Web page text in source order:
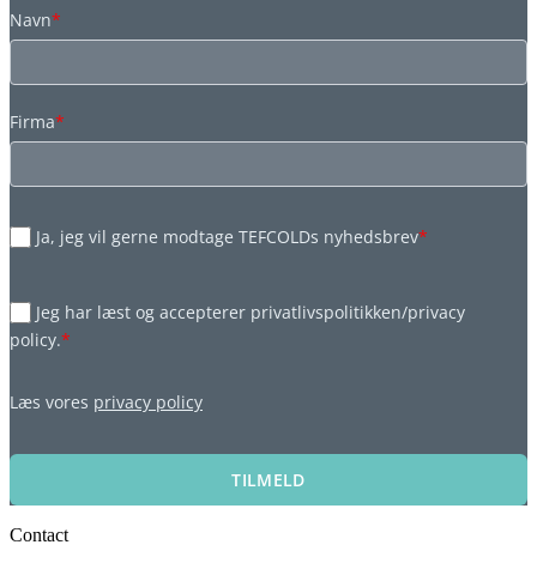
Navn*
Firma*
Ja, jeg vil gerne modtage TEFCOLDs nyhedsbrev*
Jeg har læst og accepterer privatlivspolitikken/privacy
policy.*
Læs vores privacy policy
TILMELD
Contact